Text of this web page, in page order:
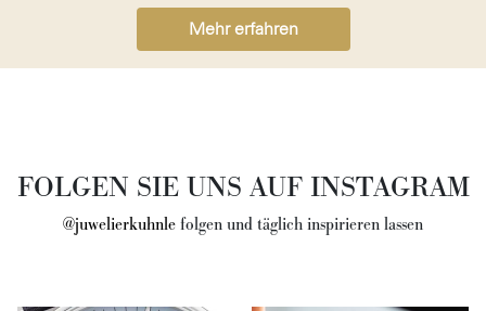
Mehr erfahren
FOLGEN SIE UNS AUF INSTAGRAM
@juwelierkuhnle folgen und täglich inspirieren lassen